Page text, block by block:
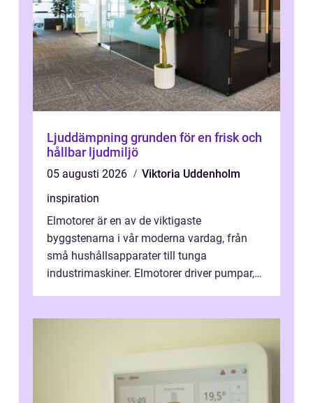
Ljuddämpning grunden för en frisk och
hållbar ljudmiljö
05 augusti 2026
Viktoria Uddenholm
inspiration
Elmotorer är en av de viktigaste
byggstenarna i vår moderna vardag, från
små hushållsapparater till tunga
industrimaskiner. Elmotorer driver pumpar,